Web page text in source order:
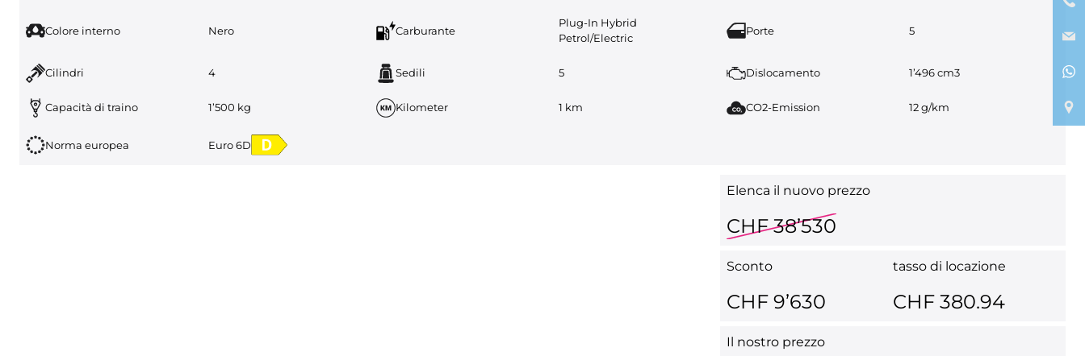
Colore interno Nero Carburante
Plug-In Hybrid
Petrol/Electric
Porte 5
Cilindri 4 Sedili 5 Dislocamento 1’496 cm3
Capacità di traino 1’500 kg Kilometer 1 km CO2-Emission 12 g/km
Norma europea Euro 6D
Elenca il nuovo prezzo
CHF 38’530
Sconto
CHF 9’630
tasso di locazione
CHF 380.94
Il nostro prezzo